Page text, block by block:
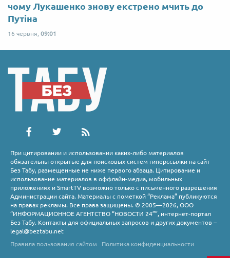
чому Лукашенко знову екстрено мчить до
Путіна
16 червня, 09:01
При цитировании и использовании каких-либо материалов
обязательны открытые для поисковых систем гиперссылки на сайт
Без Табу, размещенные не ниже первого абзаца. Цитирование и
использование материалов в оффлайн-медиа, мобильных
приложениях и SmartTV возможно только с письменного разрешения
Администрации сайта. Материалы с пометкой “Реклама” публикуются
на правах рекламы. Все права защищены. © 2005—2026, ООО
“ИНФОРМАЦИОННОЕ АГЕНТСТВО “НОВОСТИ 24””, интернет-портал
Без Табу. Контакты для официальных запросов и других документов –
legal@beztabu.net
Правила пользования сайтом
Политика конфиденциальности